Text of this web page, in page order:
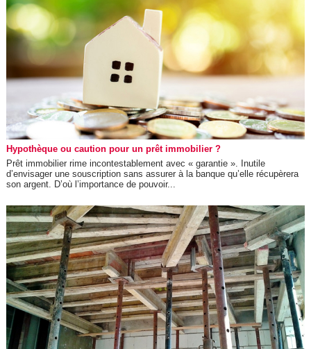
Hypothèque ou caution pour un prêt immobilier ?
Prêt immobilier rime incontestablement avec « garantie ». Inutile
d’envisager une souscription sans assurer à la banque qu’elle récupèrera
son argent. D’où l’importance de pouvoir...